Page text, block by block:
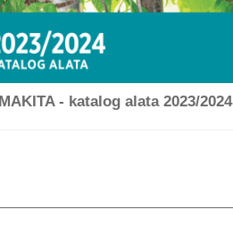
MAKITA - katalog alata 2023/2024